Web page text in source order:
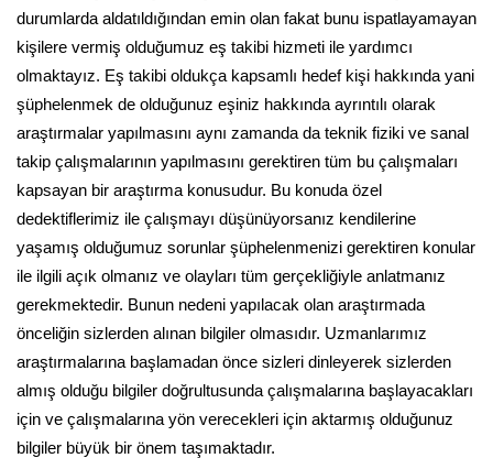
durumlarda aldatıldığından emin olan fakat bunu ispatlayamayan
kişilere vermiş olduğumuz eş takibi hizmeti ile yardımcı
olmaktayız. Eş takibi oldukça kapsamlı hedef kişi hakkında yani
şüphelenmek de olduğunuz eşiniz hakkında ayrıntılı olarak
araştırmalar yapılmasını aynı zamanda da teknik fiziki ve sanal
takip çalışmalarının yapılmasını gerektiren tüm bu çalışmaları
kapsayan bir araştırma konusudur. Bu konuda özel
dedektiflerimiz ile çalışmayı düşünüyorsanız kendilerine
yaşamış olduğumuz sorunlar şüphelenmenizi gerektiren konular
ile ilgili açık olmanız ve olayları tüm gerçekliğiyle anlatmanız
gerekmektedir. Bunun nedeni yapılacak olan araştırmada
önceliğin sizlerden alınan bilgiler olmasıdır. Uzmanlarımız
araştırmalarına başlamadan önce sizleri dinleyerek sizlerden
almış olduğu bilgiler doğrultusunda çalışmalarına başlayacakları
için ve çalışmalarına yön verecekleri için aktarmış olduğunuz
bilgiler büyük bir önem taşımaktadır.